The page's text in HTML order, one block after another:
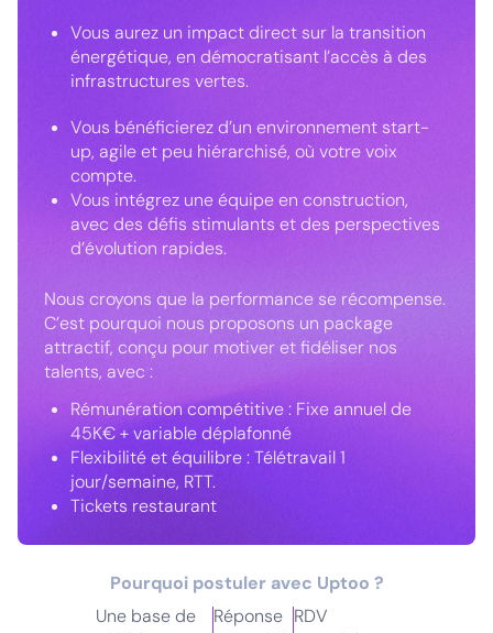
Vous aurez un impact direct sur la transition
énergétique, en démocratisant l’accès à des
infrastructures vertes.
Vous bénéficierez d’un environnement start-
up, agile et peu hiérarchisé, où votre voix
compte.
Vous intégrez une équipe en construction,
avec des défis stimulants et des perspectives
d’évolution rapides.
Nous croyons que la performance se récompense.
C’est pourquoi nous proposons un package
attractif, conçu pour motiver et fidéliser nos
talents, avec :
Rémunération compétitive : Fixe annuel de
45K€ + variable déplafonné
Flexibilité et équilibre : Télétravail 1
jour/semaine, RTT.
Tickets restaurant
Pourquoi postuler avec Uptoo ?
Une base de
Réponse RDV